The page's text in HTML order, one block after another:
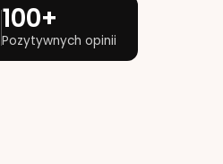
100+
Pozytywnych opinii